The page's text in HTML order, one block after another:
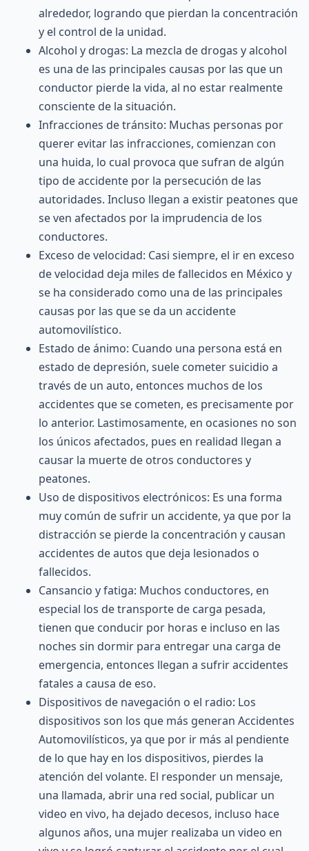
alrededor, logrando que pierdan la concentración
y el control de la unidad.
Alcohol y drogas: La mezcla de drogas y alcohol
es una de las principales causas por las que un
conductor pierde la vida, al no estar realmente
consciente de la situación.
Infracciones de tránsito: Muchas personas por
querer evitar las infracciones, comienzan con
una huida, lo cual provoca que sufran de algún
tipo de accidente por la persecución de las
autoridades. Incluso llegan a existir peatones que
se ven afectados por la imprudencia de los
conductores.
Exceso de velocidad: Casi siempre, el ir en exceso
de velocidad deja miles de fallecidos en México y
se ha considerado como una de las principales
causas por las que se da un accidente
automovilístico.
Estado de ánimo: Cuando una persona está en
estado de depresión, suele cometer suicidio a
través de un auto, entonces muchos de los
accidentes que se cometen, es precisamente por
lo anterior. Lastimosamente, en ocasiones no son
los únicos afectados, pues en realidad llegan a
causar la muerte de otros conductores y
peatones.
Uso de dispositivos electrónicos: Es una forma
muy común de sufrir un accidente, ya que por la
distracción se pierde la concentración y causan
accidentes de autos que deja lesionados o
fallecidos.
Cansancio y fatiga: Muchos conductores, en
especial los de transporte de carga pesada,
tienen que conducir por horas e incluso en las
noches sin dormir para entregar una carga de
emergencia, entonces llegan a sufrir accidentes
fatales a causa de eso.
Dispositivos de navegación o el radio: Los
dispositivos son los que más generan Accidentes
Automovilísticos, ya que por ir más al pendiente
de lo que hay en los dispositivos, pierdes la
atención del volante. El responder un mensaje,
una llamada, abrir una red social, publicar un
video en vivo, ha dejado decesos, incluso hace
algunos años, una mujer realizaba un video en